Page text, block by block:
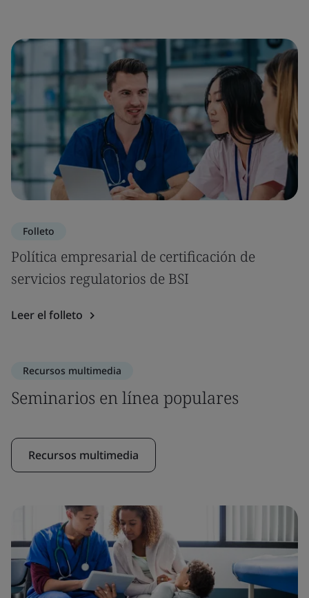
Folleto
Política empresarial de certificación de
servicios regulatorios de BSI
Leer el folleto
Recursos multimedia
Seminarios en línea populares
Recursos multimedia